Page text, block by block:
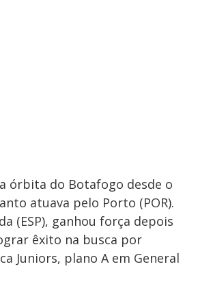
órbita do Botafogo desde o
atuava pelo Porto (POR).
(ESP), ganhou força depois
êxito na busca por
Juniors, plano A em General